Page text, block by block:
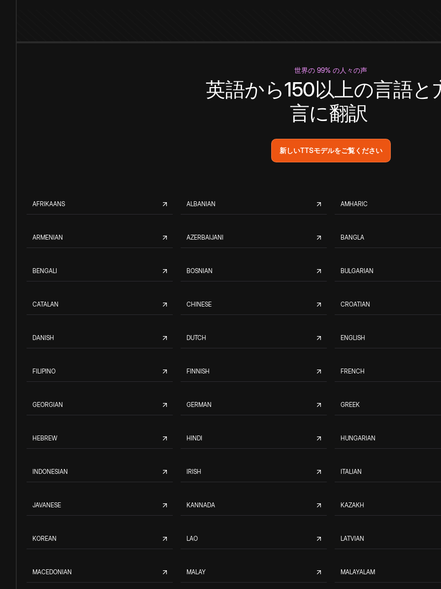
世界の 99% の人々の声
英語から150以上の言語と
言に翻訳
新しいTTSモデルをご覧ください
AFRIKAANS ALBANIAN AMHARIC
ARMENIAN AZERBAIJANI BANGLA
BENGALI BOSNIAN BULGARIAN
CATALAN CHINESE CROATIAN
DANISH DUTCH ENGLISH
FILIPINO FINNISH FRENCH
GEORGIAN GERMAN GREEK
HEBREW HINDI HUNGARIAN
INDONESIAN IRISH ITALIAN
JAVANESE KANNADA KAZAKH
KOREAN LAO LATVIAN
MACEDONIAN MALAY MALAYALAM